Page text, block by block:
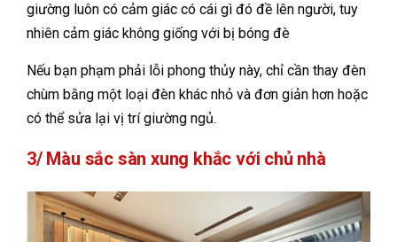
giường luôn có cảm giác có cái gì đó đề lên người, tuy
nhiên cảm giác không giống với bị bóng đè
Nếu bạn phạm phải lỗi phong thủy này, chỉ cần thay đèn
chùm bằng một loại đèn khác nhỏ và đơn giản hơn hoặc
có thể sửa lại vị trí giường ngủ.
3/ Màu sắc sàn xung khắc với chủ nhà